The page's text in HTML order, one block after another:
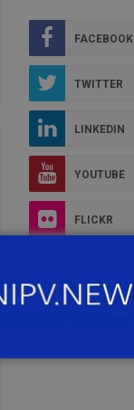
FACEBOOK
TWITTER
LINKEDIN
YOUTUBE
FLICKR